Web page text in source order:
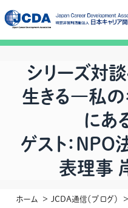
シリーズ対
生きる―私の
にあ
ゲスト：NPO
表理事
ホーム JCDA通信（ブログ）